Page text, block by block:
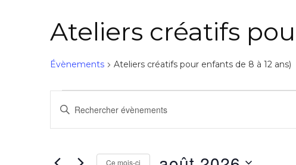
Ateliers créatifs
Évènements Ateliers créatifs pour enfants de 8 à 12 ans)
Recherche
et
Saisir
RechercherCe mois-ci